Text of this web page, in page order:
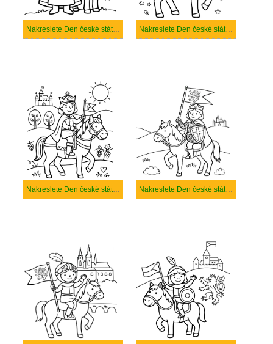
Nakreslete Den české státnosti zdarma prostý Nakreslete Den české státnosti zdarma snadný tisknutelné
Nakreslete Den české státnosti zdarma snadný Nakreslete Den české státnosti zdarma základní tisknutelné